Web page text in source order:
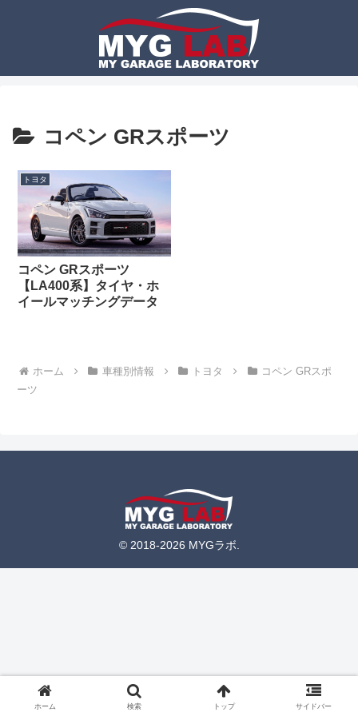
コペン GRスポーツ
トヨタ
コペン GRスポーツ
【LA400系】タイヤ・ホ
イールマッチングデータ
ホーム 車種別情報 トヨタ
コペン GRスポ
ーツ
© 2018-2026 MYGラボ.
ホーム 検索 トップ サイドバー